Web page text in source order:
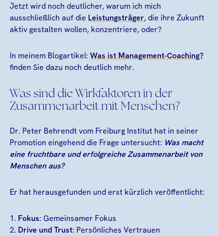
Jetzt wird noch deutlicher, warum ich mich
ausschließlich auf die Leistungsträger, die ihre Zukunft
aktiv gestalten wollen, konzentriere, oder?
In meinem Blogartikel: Was ist Management-Coaching?
finden Sie dazu noch deutlich mehr.
Was sind die Wirkfaktoren in der
Zusammenarbeit mit Menschen?
Dr. Peter Behrendt vom Freiburg Institut hat in seiner
Promotion eingehend die Frage untersucht: Was macht
eine fruchtbare und erfolgreiche Zusammenarbeit von
Menschen aus?
Er hat herausgefunden und erst kürzlich veröffentlicht:
1. Fokus: Gemeinsamer Fokus
2. Drive und Trust: Persönliches Vertrauen